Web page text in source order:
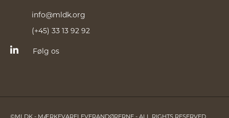
info@mldk.org
(+45) 33 13 92 92
Følg os
©MLDK - MÆRKEVARELEVERANDØRERNE - ALL RIGHTS RESERVED